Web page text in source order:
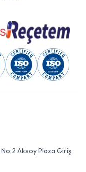
Aksoy Plaza Giriş